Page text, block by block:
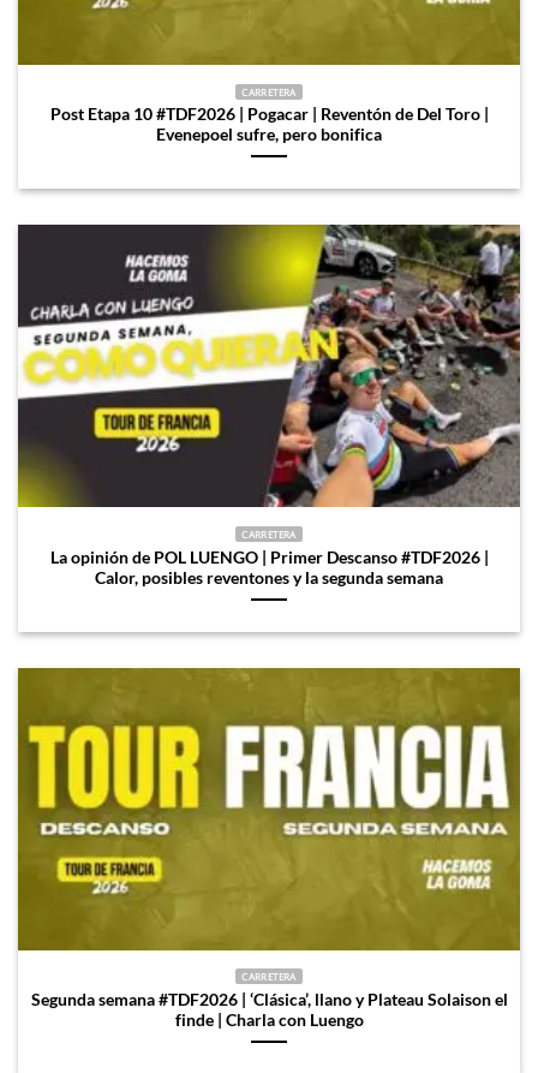
CARRETERA
Post Etapa 10 #TDF2026 | Pogacar | Reventón de Del Toro |
Evenepoel sufre, pero bonifica
CARRETERA
La opinión de POL LUENGO | Primer Descanso #TDF2026 |
Calor, posibles reventones y la segunda semana
CARRETERA
Segunda semana #TDF2026 | ‘Clásica’, llano y Plateau Solaison el
finde | Charla con Luengo